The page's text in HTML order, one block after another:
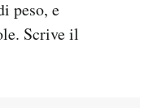
peso, e
Scrive il